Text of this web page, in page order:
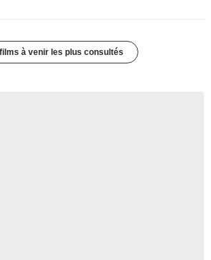
à venir les plus consultés